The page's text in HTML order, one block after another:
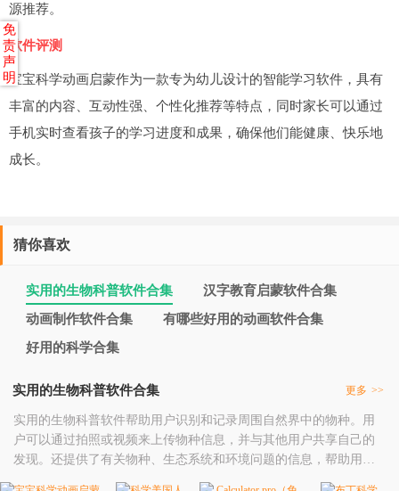
源推荐。
软件评测
宝宝科学动画启蒙作为一款专为幼儿设计的智能学习软件，具有
丰富的内容、互动性强、个性化推荐等特点，同时家长可以通过
手机实时查看孩子的学习进度和成果，确保他们能健康、快乐地
成长。
猜你喜欢
实用的生物科普软件合集
汉字教育启蒙软件合集
动画制作软件合集
有哪些好用的动画软件合集
好用的科学合集
实用的生物科普软件合集 更多 >>
​实用的生物科普软件帮助用户识别和记录周围自然界中的物种。用
户可以通过拍照或视频来上传物种信息，并与其他用户共享自己的
发现。还提供了有关物种、生态系统和环境问题的信息，帮助用户
更好地了解自然界。由名人教师授课。该课程涵盖了生命科学的所
免
责
声
明